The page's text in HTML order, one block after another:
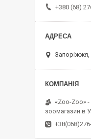
+380 (68)
Запоріжжя,
«Zoo-Zoo» -
зоомагазин в